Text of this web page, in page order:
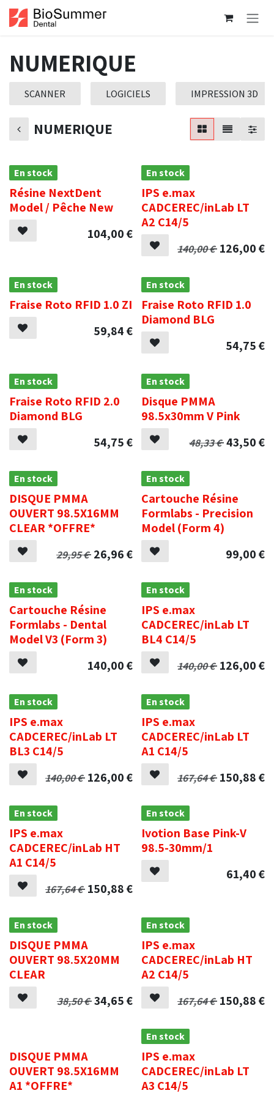
Se rendre au contenu
NUMERIQUE
SCANNER LOGICIELS IMPRESSION 3D
NUMERIQUE
En stock
Résine NextDent
Model / Pêche New
104,00€
En stock
Promotion
IPS e.max
CADCEREC/inLab LT
A2 C14/5
140,00€ 126,00€
En stock
Fraise Roto RFID 1.0 ZI
59,84€
En stock
Fraise Roto RFID 1.0
Diamond BLG
54,75€
En stock
Fraise Roto RFID 2.0
Diamond BLG
54,75€
En stock
Disque PMMA
98.5x30mm V Pink
48,33€ 43,50€
En stock
DISQUE PMMA
OUVERT 98.5X16MM
CLEAR *OFFRE*
29,95€ 26,96€
En stock
Cartouche Résine
Formlabs - Precision
Model (Form 4)
99,00€
En stock
Cartouche Résine
Formlabs - Dental
Model V3 (Form 3)
140,00€
En stock
IPS e.max
CADCEREC/inLab LT
BL4 C14/5
140,00€ 126,00€
En stock
IPS e.max
CADCEREC/inLab LT
BL3 C14/5
140,00€ 126,00€
En stock
IPS e.max
CADCEREC/inLab LT
A1 C14/5
167,64€ 150,88€
En stock
IPS e.max
CADCEREC/inLab HT
A1 C14/5
167,64€ 150,88€
En stock
Ivotion Base Pink-V
98.5-30mm/1
61,40€
En stock
DISQUE PMMA
OUVERT 98.5X20MM
CLEAR
38,50€ 34,65€
En stock
IPS e.max
CADCEREC/inLab HT
A2 C14/5
167,64€ 150,88€
DISQUE PMMA
OUVERT 98.5X16MM
A1 *OFFRE*
En stock
IPS e.max
CADCEREC/inLab LT
A3 C14/5